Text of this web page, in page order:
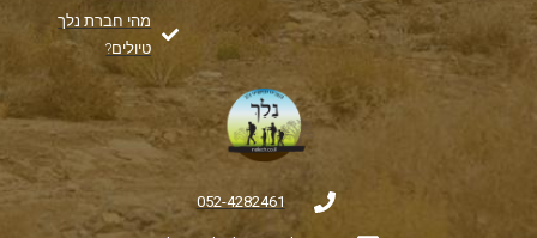
מהי חברת נלך
טיולים?
052-4282461